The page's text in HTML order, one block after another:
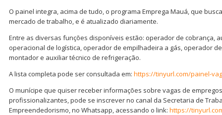
O painel integra, acima de tudo, o programa Emprega Mauá, que
mercado de trabalho, e é atualizado diariamente.
Entre as diversas funções disponíveis estão: operador de cobrança,
operacional de logística, operador de empilhadeira a gás, operador
montador e auxiliar técnico de refrigeração.
A lista completa pode ser consultada em: https://tinyurl.com/painel-
O munícipe que quiser receber informações sobre vagas de
profissionalizantes, pode se inscrever no canal da Secretaria de
Empreendedorismo, no Whatsapp, acessando o link: https://